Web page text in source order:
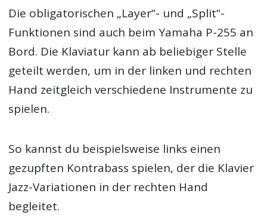
Die obligatorischen „Layer“- und „Split“-
Funktionen sind auch beim Yamaha P-255 an
Bord. Die Klaviatur kann ab beliebiger Stelle
geteilt werden, um in der linken und rechten
Hand zeitgleich verschiedene Instrumente zu
spielen.
So kannst du beispielsweise links einen
gezupften Kontrabass spielen, der die Klavier
Jazz-Variationen in der rechten Hand
begleitet.